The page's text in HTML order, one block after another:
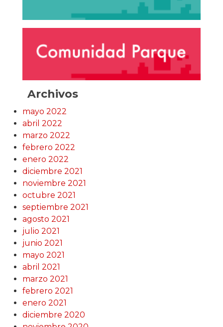
Archivos
mayo 2022
abril 2022
marzo 2022
febrero 2022
enero 2022
diciembre 2021
noviembre 2021
octubre 2021
septiembre 2021
agosto 2021
julio 2021
junio 2021
mayo 2021
abril 2021
marzo 2021
febrero 2021
enero 2021
diciembre 2020